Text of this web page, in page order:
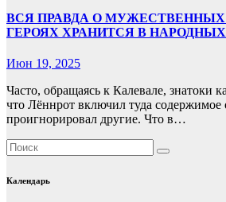
ВСЯ ПРАВДА О
ГЕРОЯХ ХРАНИТСЯ В
Июн 19, 2025
Часто, обращаясь к Калевале, знатоки
что Лённрот включил туда содержимое
проигнорировал другие. Что в…
Календарь